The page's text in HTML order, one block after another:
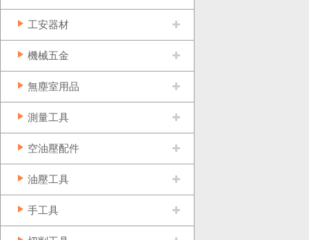
工安器材
機械五金
無塵室用品
測量工具
空油壓配件
油壓工具
手工具